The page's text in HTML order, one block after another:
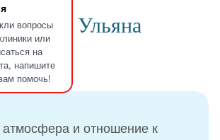
вопросы
или
на
напишите
помочь!
Ульяна
атмосфера и отношение к